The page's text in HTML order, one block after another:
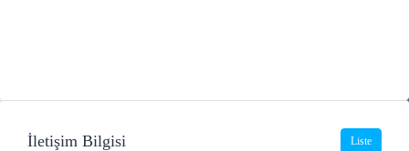
İletişim Bilgisi Liste